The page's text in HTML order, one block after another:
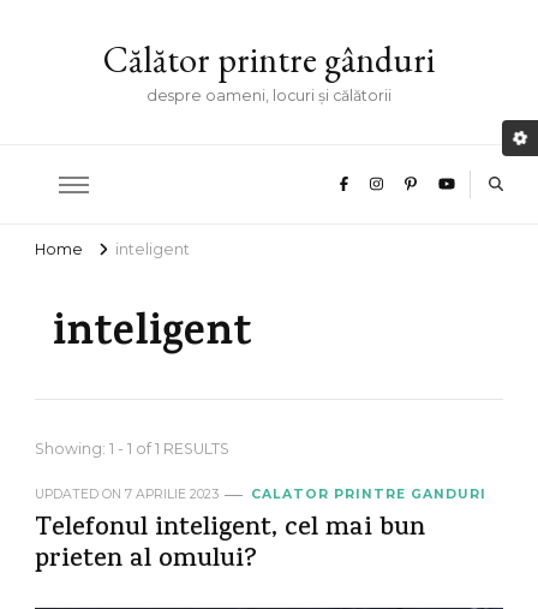
Călător printre gânduri
despre oameni, locuri și călătorii
Home inteligent
inteligent
Showing: 1 - 1 of 1 RESULTS
UPDATED ON 7 APRILIE 2023 CALATOR PRINTRE GANDURI
Telefonul inteligent, cel mai bun
prieten al omului?